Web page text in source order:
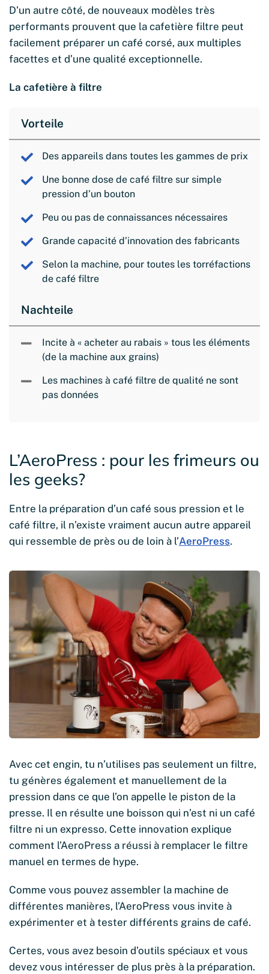
D’un autre côté, de nouveaux modèles très
performants prouvent que la cafetière filtre peut
facilement préparer un café corsé, aux multiples
facettes et d’une qualité exceptionnelle.
La cafetière à filtre
Vorteile
Des appareils dans toutes les gammes de prix
Une bonne dose de café filtre sur simple
pression d’un bouton
Peu ou pas de connaissances nécessaires
Grande capacité d’innovation des fabricants
Selon la machine, pour toutes les torréfactions
de café filtre
Nachteile
Incite à « acheter au rabais » tous les éléments
(de la machine aux grains)
Les machines à café filtre de qualité ne sont
pas données
L’AeroPress : pour les frimeurs ou
les geeks?
Entre la préparation d’un café sous pression et le
café filtre, il n’existe vraiment aucun autre appareil
qui ressemble de près ou de loin à l’AeroPress.
Avec cet engin, tu n’utilises pas seulement un filtre,
tu génères également et manuellement de la
pression dans ce que l’on appelle le piston de la
presse. Il en résulte une boisson qui n’est ni un café
filtre ni un expresso. Cette innovation explique
comment l’AeroPress a réussi à remplacer le filtre
manuel en termes de hype.
Comme vous pouvez assembler la machine de
différentes manières, l’AeroPress vous invite à
expérimenter et à tester différents grains de café.
Certes, vous avez besoin d’outils spéciaux et vous
devez vous intéresser de plus près à la préparation.